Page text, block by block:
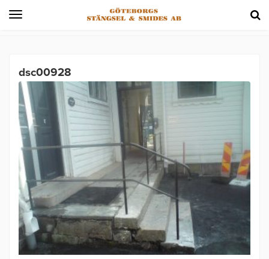
Toggle
dsc00928